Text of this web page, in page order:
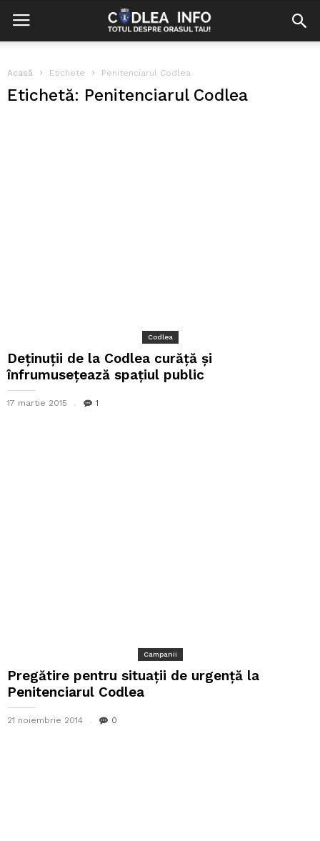
Acasă Etichete Penitenciarul Codlea
Etichetă: Penitenciarul Codlea
Codlea
Deținuții de la Codlea curăță și
înfrumusețează spațiul public
17 martie 2015 1
Campanii
Pregătire pentru situații de urgență la
Penitenciarul Codlea
21 noiembrie 2014 0